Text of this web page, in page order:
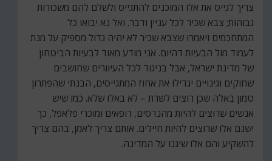
צריך לגייס את אלו המוכנים להתגייס ולשלם להם משכורות
גבוהות; צבא שכיר לכל עניין ודבר. ואל נא יבואו כל
המתחכמים ויאמרו שצבא שכיר לא יהיה גדול מספיק על מנת
לעמוד מול הבעיות דהיום. אני מודע מאוד לבעיות הביטחון
של מדינת ישראל, אבל בניגוד לכל העיוורים שחושבים
שחוקים וגינויים יגדילו את אחוז המתגייסים, הבנתי שהפתרון
טמון באלה שכן רוצים לשרת – לא באלו שלא. כמו שיש
אנשים שרוצים להיות מהנדסים, רופאים ומוכרי פלאפל, כך
ישנם אלו שרוצים להיות חיילים. אותם צריך לאמן, בהם צריך
להשקיע והם אלו שיגנו על המדינה.